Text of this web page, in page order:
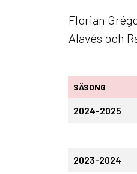
Florian
Alavés och
SÄSONG
2024-2025
2023-2024